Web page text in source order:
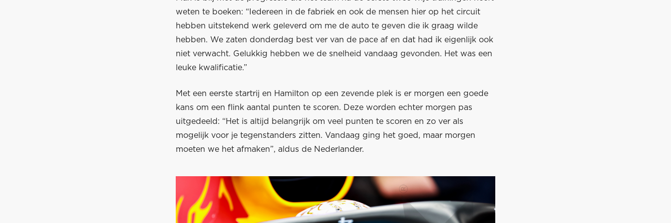
weten te boeken: “Iedereen in de fabriek en ook de mensen hier op het circuit
hebben uitstekend werk geleverd om me de auto te geven die ik graag wilde
hebben. We zaten donderdag best ver van de pace af en dat had ik eigenlijk ook
niet verwacht. Gelukkig hebben we de snelheid vandaag gevonden. Het was een
leuke kwalificatie.”
Met een eerste startrij en Hamilton op een zevende plek is er morgen een goede
kans om een flink aantal punten te scoren. Deze worden echter morgen pas
uitgedeeld: “Het is altijd belangrijk om veel punten te scoren en zo ver als
mogelijk voor je tegenstanders zitten. Vandaag ging het goed, maar morgen
moeten we het afmaken”, aldus de Nederlander.